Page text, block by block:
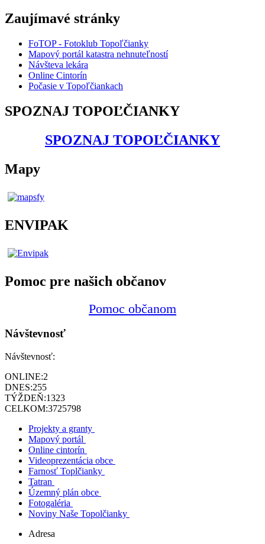
Zaujímavé stránky
FoTOP - Fotoklub Topoľčianky
Mapový portál katastra nehnuteľností
Návšteva lekára
Online Cintorín
Počasie v Topoľčiankach
SPOZNAJ TOPOĽČIANKY
SPOZNAJ TOPOĽČIANKY
Mapy
ENVIPAK
Pomoc pre našich občanov
Pomoc občanom
Návštevnosť
Návštevnosť:
ONLINE:2
DNES:255
TÝŽDEŇ:1323
CELKOM:3725798
Projekty a granty
Mapový portál
Online cintorín
Videoprezentácia obce
Farnosť Toplčianky
Tatran
Územný plán obce
Fotogaléria
Noviny Naše Topolčianky
Adresa